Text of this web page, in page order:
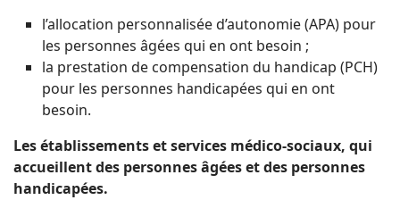
l’allocation personnalisée d’autonomie (APA) pour
les personnes âgées qui en ont besoin ;
la prestation de compensation du handicap (PCH)
pour les personnes handicapées qui en ont
besoin.
Les établissements et services médico-sociaux, qui
accueillent des personnes âgées et des personnes
handicapées.